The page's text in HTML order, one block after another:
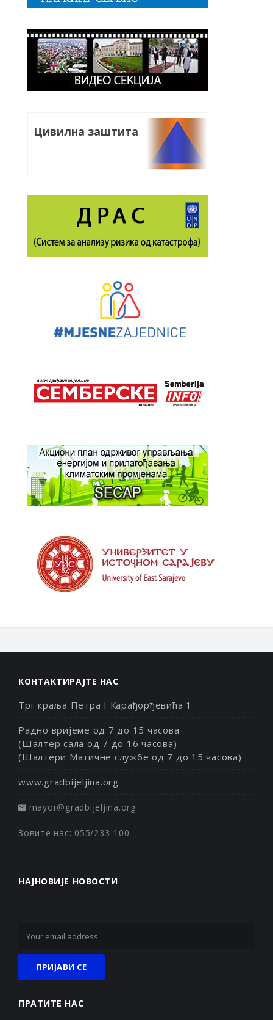
Цивилна заштита
КОНТАКТИРАЈТЕ НАС
Трг краља Петра I Карађорђевића 1
Радно вријеме од 7 до 15 часова
(Шалтер сала од 7 до 16 часова)
(Шалтери Матичне службе од 7 до 15 часова)
www.gradbijeljina.org
mayor@gradbijeljina.org
Зовите нас: 055/233-100
НАЈНОВИЈЕ НОВОСТИ
ПРАТИТЕ НАС